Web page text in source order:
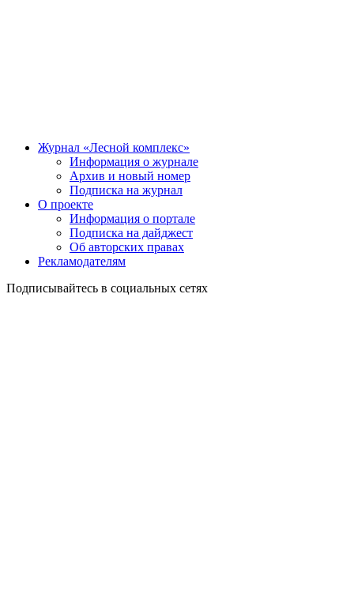
Журнал «Лесной комплекс»
Информация о журнале
Архив и новый номер
Подписка на журнал
О проекте
Информация о портале
Подписка на дайджест
Об авторских правах
Рекламодателям
Подписывайтесь в социальных сетях